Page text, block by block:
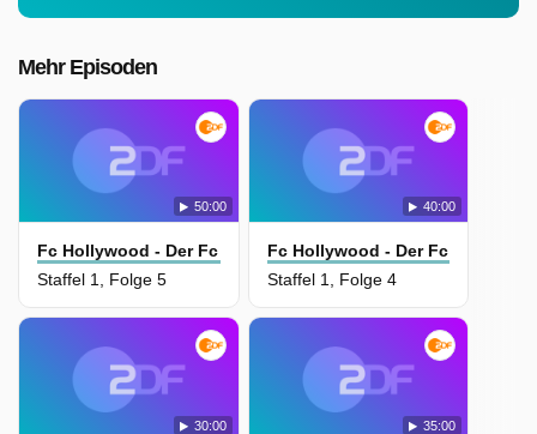
Mehr Episoden
50:00
Fc Hollywood - Der Fc Bayern Und Die Verrückten 90Er
Staffel 1, Folge 5
40:00
Fc Hollywood - Der Fc Bayern
Staffel 1, Folge 4
30:00 35:00